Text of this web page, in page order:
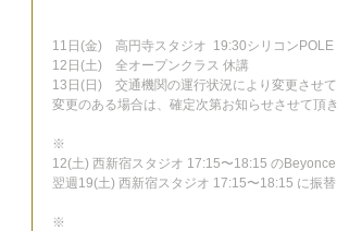
11日(金)    高円寺スタジオ  19:30シリコンPOLE
12日(土)　全オープンクラス 休講
13日(日)　交通機関の運行状況により変更させ
変更のある場合は、確定次第お知らせさせて頂き
※
12(土) 西新宿スタジオ 17:15〜18:15 のBeyonce
翌週19(土) 西新宿スタジオ 17:15〜18:15 に振替
※